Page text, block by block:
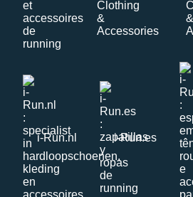
i-Run.nl i-Run.es